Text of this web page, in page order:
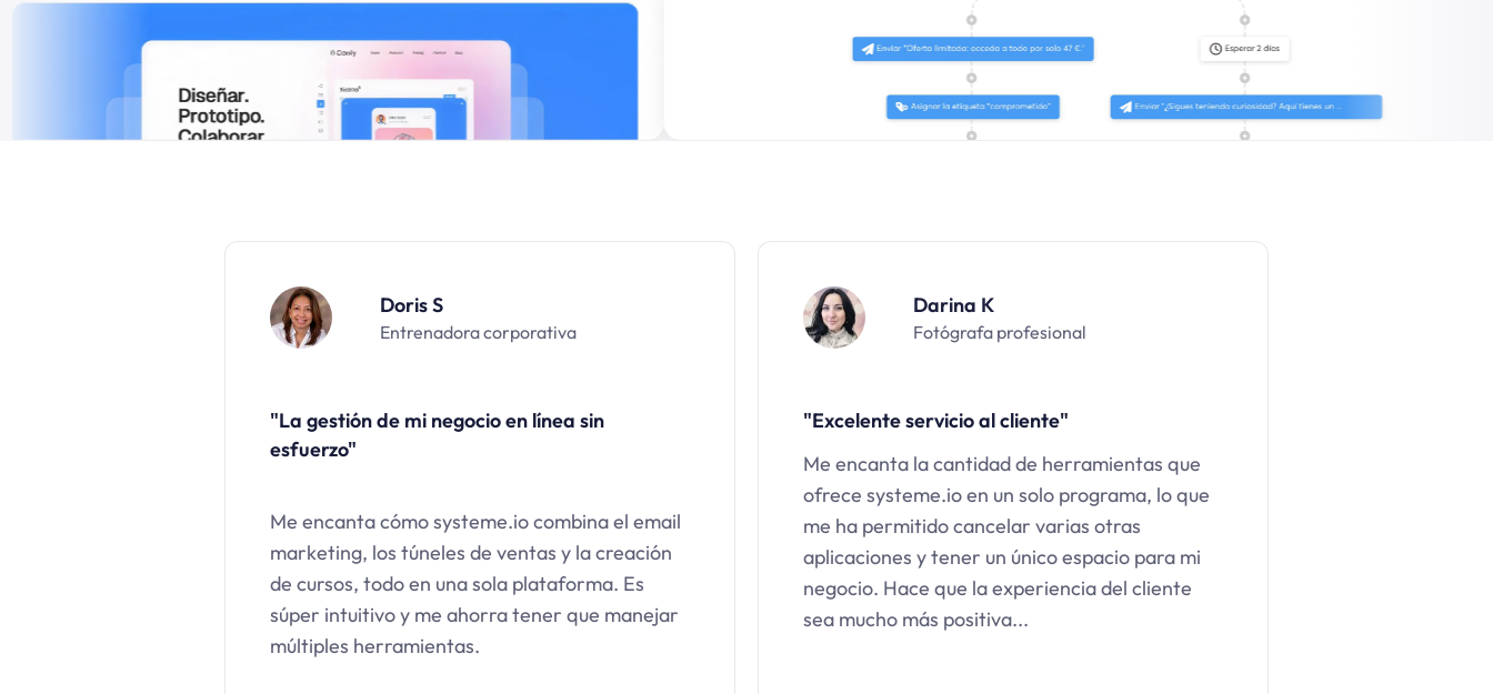
Doris S
Entrenadora corporativa
"La gestión de mi negocio en línea sin
esfuerzo"
Me encanta cómo systeme.io combina el email
marketing, los túneles de ventas y la creación
de cursos, todo en una sola plataforma. Es
súper intuitivo y me ahorra tener que manejar
múltiples herramientas.
Darina K
Fotógrafa profesional
"Excelente servicio al cliente"
Me encanta la cantidad de herramientas que
ofrece systeme.io en un solo programa, lo que
me ha permitido cancelar varias otras
aplicaciones y tener un único espacio para mi
negocio. Hace que la experiencia del cliente
sea mucho más positiva...